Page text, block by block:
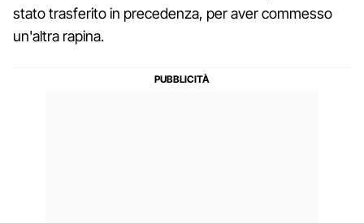
stato trasferito in precedenza, per aver commesso
un'altra rapina.